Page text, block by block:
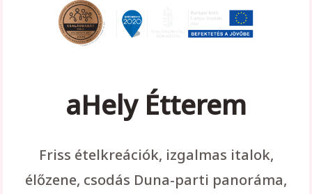
aHely Étterem
Friss ételkreációk, izgalmas italok,
élőzene, csodás Duna-parti panoráma,